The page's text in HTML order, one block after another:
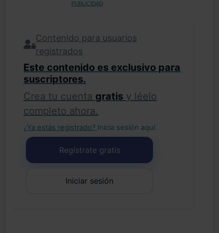
PUBLICIDAD
Contenido para usuarios
registrados
Este contenido es exclusivo para
suscriptores.
Crea tu cuenta gratis y léelo
completo ahora.
¿Ya estás registrado? Inicia sesión aquí .
Regístrate gratis
Iniciar sesión